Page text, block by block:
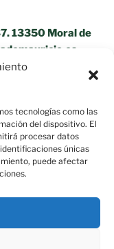
tecnologías como las
del dispositivo. El
procesar datos
únicas
puede afectar
13350 Moral de
a WordPress